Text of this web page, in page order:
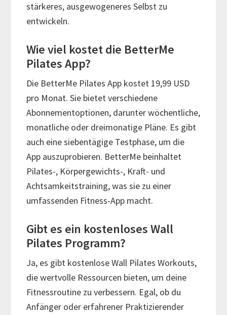
stärkeres, ausgewogeneres Selbst zu
entwickeln.
Wie viel kostet die BetterMe
Pilates App?
Die BetterMe Pilates App kostet 19,99 USD
pro Monat. Sie bietet verschiedene
Abonnementoptionen, darunter wöchentliche,
monatliche oder dreimonatige Pläne. Es gibt
auch eine siebentägige Testphase, um die
App auszuprobieren. BetterMe beinhaltet
Pilates-, Körpergewichts-, Kraft- und
Achtsamkeitstraining, was sie zu einer
umfassenden Fitness-App macht.
Gibt es ein kostenloses Wall
Pilates Programm?
Ja, es gibt kostenlose Wall Pilates Workouts,
die wertvolle Ressourcen bieten, um deine
Fitnessroutine zu verbessern. Egal, ob du
Anfänger oder erfahrener Praktizierender